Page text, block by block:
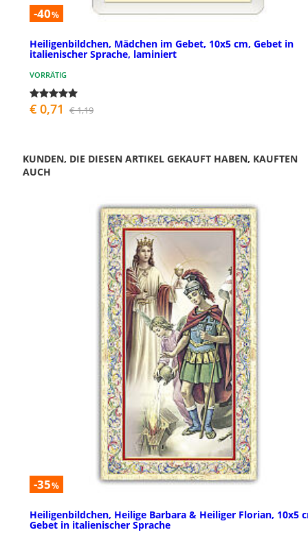
-40%
Heiligenbildchen, Mädchen im Gebet, 10x5 cm, Gebet in
italienischer Sprache, laminiert
VORRÄTIG
€ 0,71 € 1,19
KUNDEN, DIE DIESEN ARTIKEL GEKAUFT HABEN, KAUFTEN
AUCH
-35%
Heiligenbildchen, Heilige Barbara & Heiliger Florian, 10x5
Gebet in italienischer Sprache